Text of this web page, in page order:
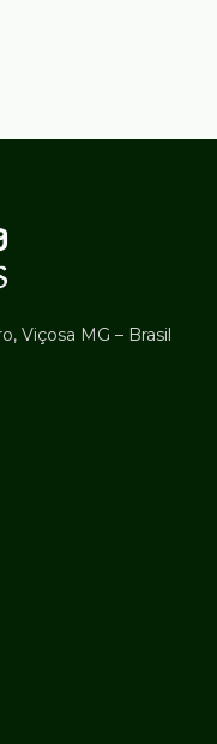
Viçosa MG – Brasil